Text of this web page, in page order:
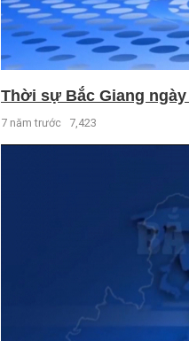
Thời sự Bắc Giang ngày
7 năm trước 7,423